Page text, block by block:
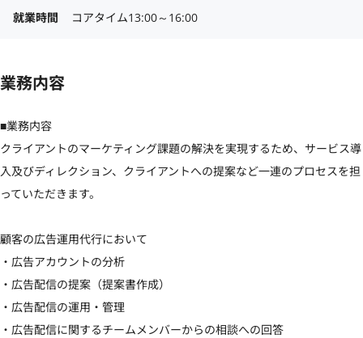
就業時間 コアタイム13:00～16:00
業務内容
■業務内容
クライアントのマーケティング課題の解決を実現するため、サービス導
入及びディレクション、クライアントへの提案など一連のプロセスを担
っていただきます。
顧客の広告運用代行において
・広告アカウントの分析
・広告配信の提案（提案書作成）
・広告配信の運用・管理
・広告配信に関するチームメンバーからの相談への回答